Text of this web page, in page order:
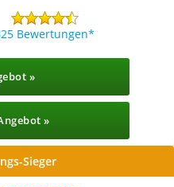
Bewertungen
»
»
Sieger